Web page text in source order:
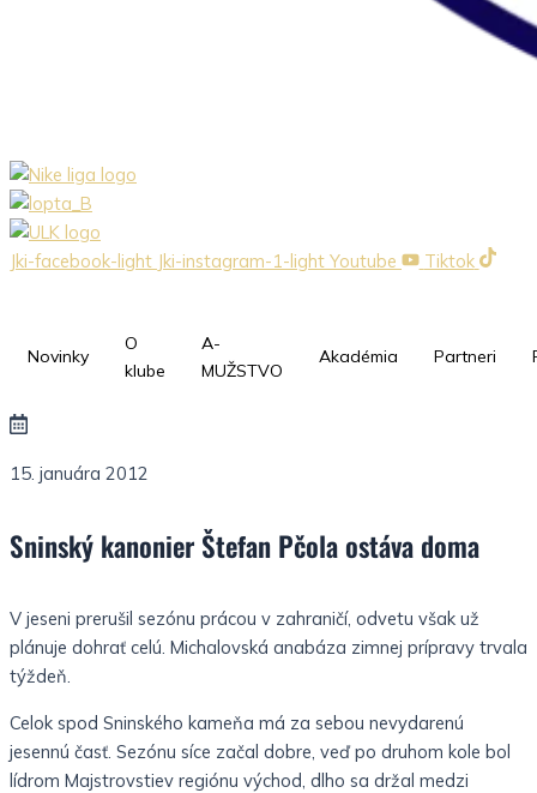
Jki-facebook-light Jki-instagram-1-light Youtube Tiktok
Novinky
O
klube
A-
MUŽSTVO
Akadémia Partneri
15. januára 2012
Sninský kanonier Štefan Pčola ostáva doma
V jeseni prerušil sezónu prácou v zahraničí, odvetu však už
plánuje dohrať celú. Michalovská anabáza zimnej prípravy trvala
týždeň.
Celok spod Sninského kameňa má za sebou nevydarenú
jesennú časť. Sezónu síce začal dobre, veď po druhom kole bol
lídrom Majstrovstiev regiónu východ, dlho sa držal medzi